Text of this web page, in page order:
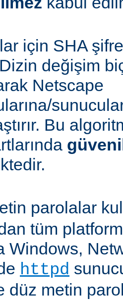
için SHA
değişim
Netscape
Bu
parolalar
tüm
Windows,
httpd
düz metin